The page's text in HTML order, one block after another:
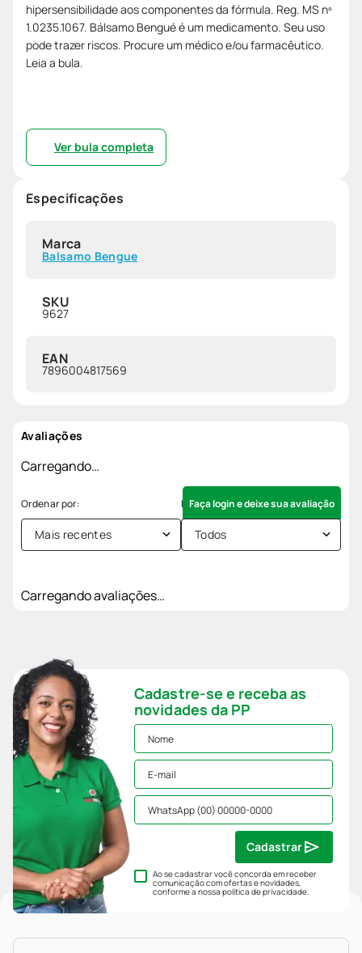
hipersensibilidade aos componentes da fórmula. Reg. MS nº
1.0235.1067. Bálsamo Bengué é um medicamento. Seu uso
pode trazer riscos. Procure um médico e/ou farmacêutico.
Leia a bula.
Ver bula completa
Especificações
Marca
Balsamo Bengue
SKU
9627
EAN
7896004817569
Avaliações
Carregando…
Faça login e deixe sua avaliação
Mais recentes Todos
Carregando avaliações…
Cadastre-se e receba as
novidades da PP
Ao se cadastrar você concorda em receber
comunicação com ofertas e novidades,
conforme a nossapolítica de privacidade.
Cadastrar